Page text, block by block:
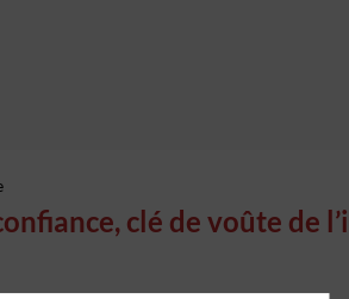
clé de voûte de